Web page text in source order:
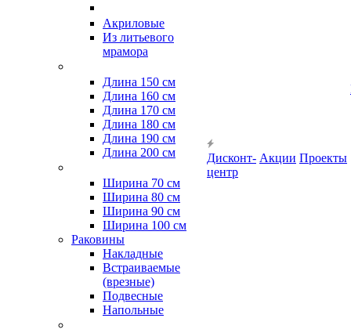
Акриловые
Из литьевого
мрамора
Длина 150 см
Длина 160 см
Длина 170 см
Длина 180 см
Длина 190 см
Длина 200 см
Ширина 70 см
Ширина 80 см
Ширина 90 см
Ширина 100 см
Раковины
Накладные
Встраиваемые
(врезные)
Подвесные
Напольные
Дисконт-
центр
Акции Проекты